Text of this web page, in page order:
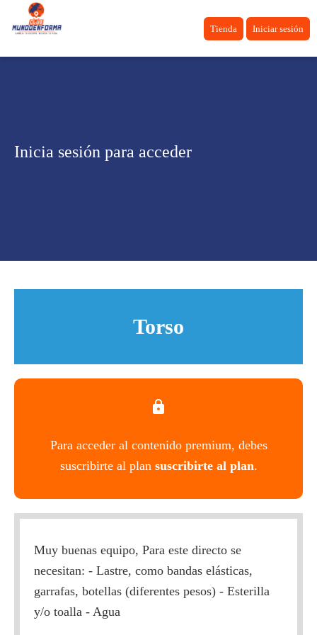
Tienda Iniciar sesión
Inicia sesión para acceder
Torso
Para acceder al contenido premium, debes
suscribirte al plan suscribirte al plan.
Muy buenas equipo, Para este directo se
necesitan: - Lastre, como bandas elásticas,
garrafas, botellas (diferentes pesos) - Esterilla
y/o toalla - Agua